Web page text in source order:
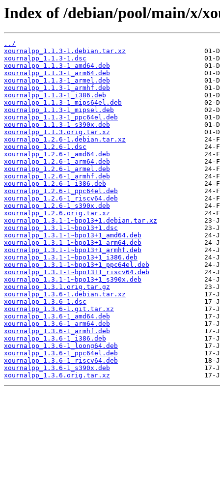
Index of /debian/pool/main/x/
../
xournalpp_1.1.3-1.debian.tar.xz
xournalpp_1.1.3-1.dsc
xournalpp_1.1.3-1_amd64.deb
xournalpp_1.1.3-1_arm64.deb
xournalpp_1.1.3-1_armel.deb
xournalpp_1.1.3-1_armhf.deb
xournalpp_1.1.3-1_i386.deb
xournalpp_1.1.3-1_mips64el.deb
xournalpp_1.1.3-1_mipsel.deb
xournalpp_1.1.3-1_ppc64el.deb
xournalpp_1.1.3-1_s390x.deb
xournalpp_1.1.3.orig.tar.xz
xournalpp_1.2.6-1.debian.tar.xz
xournalpp_1.2.6-1.dsc
xournalpp_1.2.6-1_amd64.deb
xournalpp_1.2.6-1_arm64.deb
xournalpp_1.2.6-1_armel.deb
xournalpp_1.2.6-1_armhf.deb
xournalpp_1.2.6-1_i386.deb
xournalpp_1.2.6-1_ppc64el.deb
xournalpp_1.2.6-1_riscv64.deb
xournalpp_1.2.6-1_s390x.deb
xournalpp_1.2.6.orig.tar.xz
xournalpp_1.3.1-1~bpo13+1.debian.tar.xz
xournalpp_1.3.1-1~bpo13+1.dsc
xournalpp_1.3.1-1~bpo13+1_amd64.deb
xournalpp_1.3.1-1~bpo13+1_arm64.deb
xournalpp_1.3.1-1~bpo13+1_armhf.deb
xournalpp_1.3.1-1~bpo13+1_i386.deb
xournalpp_1.3.1-1~bpo13+1_ppc64el.deb
xournalpp_1.3.1-1~bpo13+1_riscv64.deb
xournalpp_1.3.1-1~bpo13+1_s390x.deb
xournalpp_1.3.1.orig.tar.gz
xournalpp_1.3.6-1.debian.tar.xz
xournalpp_1.3.6-1.dsc
xournalpp_1.3.6-1.git.tar.xz
xournalpp_1.3.6-1_amd64.deb
xournalpp_1.3.6-1_arm64.deb
xournalpp_1.3.6-1_armhf.deb
xournalpp_1.3.6-1_i386.deb
xournalpp_1.3.6-1_loong64.deb
xournalpp_1.3.6-1_ppc64el.deb
xournalpp_1.3.6-1_riscv64.deb
xournalpp_1.3.6-1_s390x.deb
xournalpp_1.3.6.orig.tar.xz